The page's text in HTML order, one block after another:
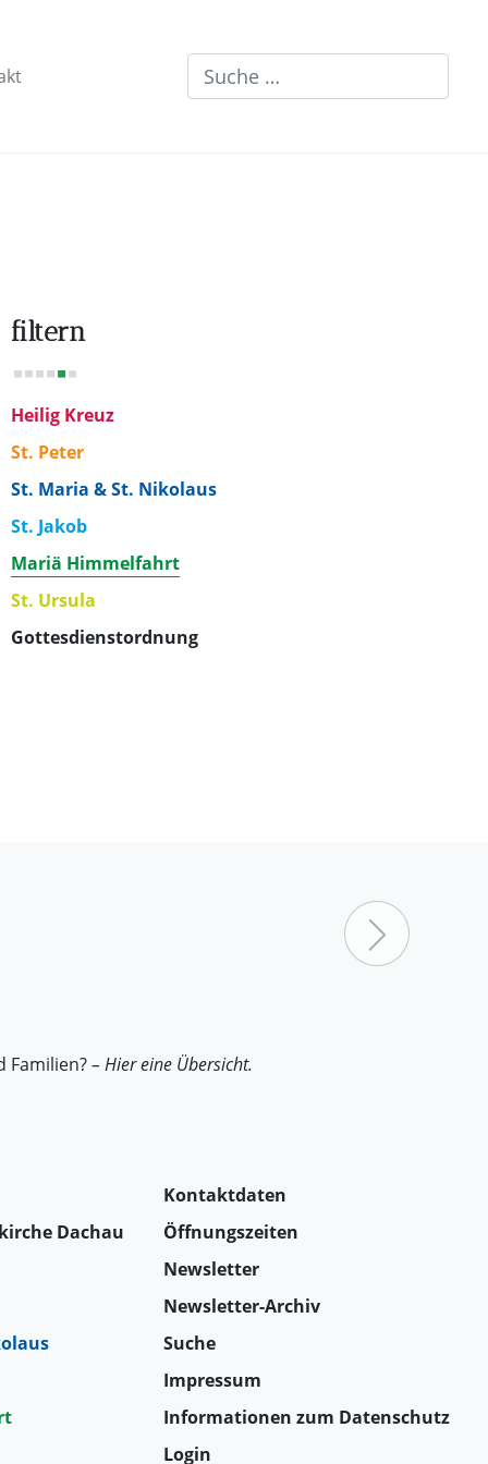
Suchen
filtern
Heilig Kreuz
St. Peter
St. Maria & St. Nikolaus
St. Jakob
Mariä Himmelfahrt
St. Ursula
Gottesdienstordnung
Familien?– Hier eine Übersicht.
Dachau
Kontaktdaten
Öffnungszeiten
Newsletter
Newsletter-Archiv
Suche
Impressum
Informationen zum Datenschutz
Login